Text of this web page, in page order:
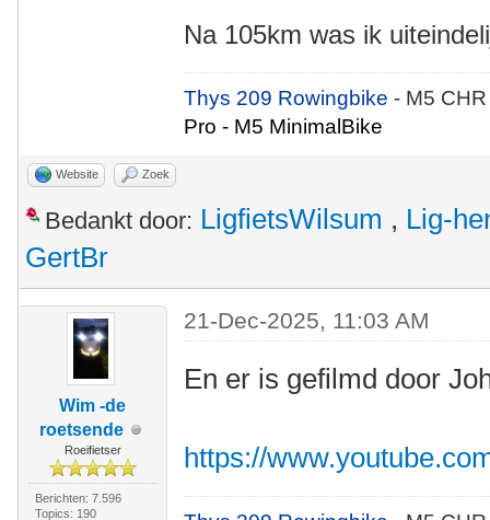
Na 105km was ik
Thys 209 Rowingbike- M5
Pro - M5 MinimalBike
Website Zoek
Bedankt door: LigfietsWilsum , Lig-
GertBr
Wim -de
roetsende
Roeifietser
Berichten: 7.596
Topics: 190
21-Dec-2025, 11:03 AM
En er is gefilmd door
https://